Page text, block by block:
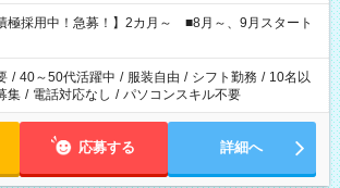
を持って夕飯の準備がしたい」 「できれば残業はし
ど、ご希望を教えてくださいね。 ※Wワーク希望
覧のお仕事で希望する勤務時間と、もう1つのお仕事
。 合計で週40時間を超える場合は応募できません。
極採用中！急募！】2カ月～ ■8月～、9月スタート
/ 40～50代活躍中 / 服装自由 / シフト勤務 / 10名以
集 / 電話対応なし / パソコンスキル不要
応募する 詳細へ